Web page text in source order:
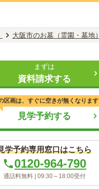
大阪市のお墓（霊園・墓地）
まずは
資料請求する
見学予約する
区画は、すぐに空きが無くなります
学予約専用窓口はこちら
0120-964-790
通話料無料 | 09:30～18:00受付